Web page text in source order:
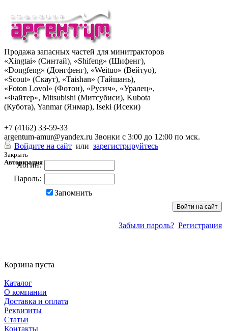
Продажа запасных частей для минитракторов
«Xingtai» (Синтай), «Shifeng» (Шифенг),
«Dongfeng» (Донгфенг), «Weituo» (Вейтуо),
«Scout» (Скаут), «Taishan» (Тайшань),
«Foton Lovol» (Фотон), «Русич», «Уралец»,
«Файтер», Mitsubishi (Митсубиси), Kubota
(Кубота), Yanmar (Янмар), Iseki (Исеки)
+7 (4162) 33-59-33
argentum-amur@yandex.ru Звонки с 3:00 до 12:00 по мск.
Войдите на сайт или зарегистрируйтесь
Закрыть
Авторизация
Логин:
Пароль:
Запомнить
Забыли пароль? Регистрация
Корзина пуста
Каталог
О компании
Доставка и оплата
Реквизиты
Статьи
Контакты